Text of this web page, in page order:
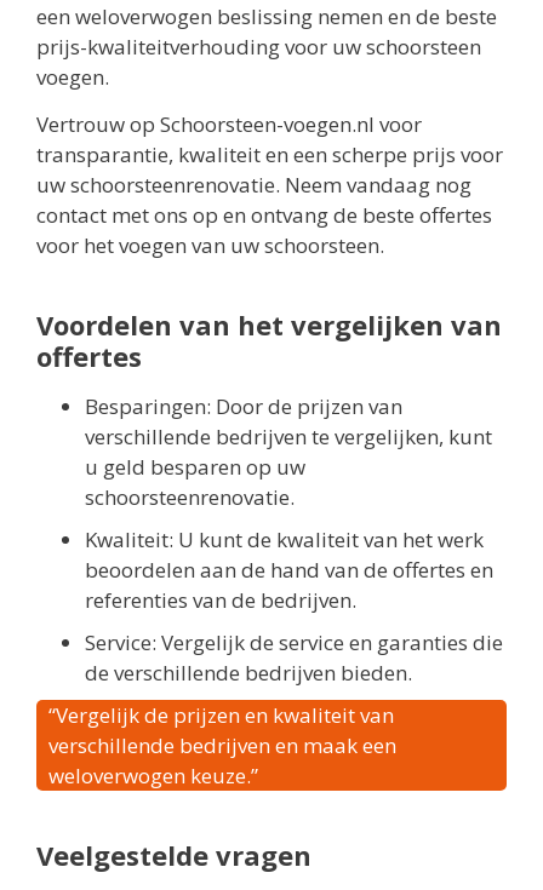
een weloverwogen beslissing nemen en de beste
prijs-kwaliteitverhouding voor uw schoorsteen
voegen.
Vertrouw op Schoorsteen-voegen.nl voor
transparantie, kwaliteit en een scherpe prijs voor
uw schoorsteenrenovatie. Neem vandaag nog
contact met ons op en ontvang de beste offertes
voor het voegen van uw schoorsteen.
Voordelen van het vergelijken van
offertes
Besparingen: Door de prijzen van
verschillende bedrijven te vergelijken, kunt
u geld besparen op uw
schoorsteenrenovatie.
Kwaliteit: U kunt de kwaliteit van het werk
beoordelen aan de hand van de offertes en
referenties van de bedrijven.
Service: Vergelijk de service en garanties die
de verschillende bedrijven bieden.
“Vergelijk de prijzen en kwaliteit van
verschillende bedrijven en maak een
weloverwogen keuze.”
Veelgestelde vragen